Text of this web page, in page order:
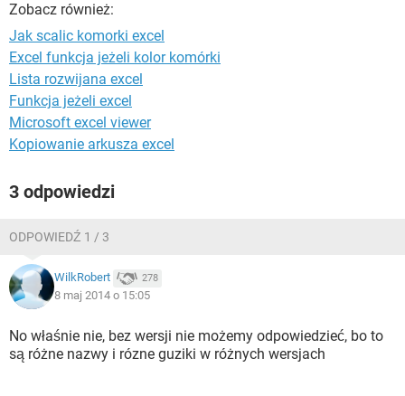
Zobacz również:
Jak scalic komorki excel
Excel funkcja jeżeli kolor komórki
Lista rozwijana excel
Funkcja jeżeli excel
Microsoft excel viewer
Kopiowanie arkusza excel
3 odpowiedzi
ODPOWIEDŹ 1 / 3
WilkRobert 278
8 maj 2014 o 15:05
No właśnie nie, bez wersji nie możemy odpowiedzieć, bo to
są różne nazwy i rózne guziki w różnych wersjach